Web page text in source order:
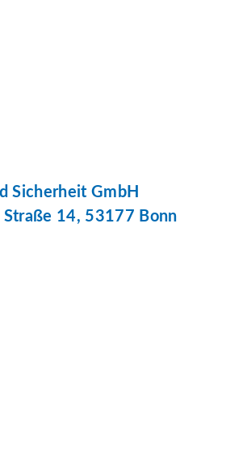
Sicherheit GmbH
14, 53177 Bonn